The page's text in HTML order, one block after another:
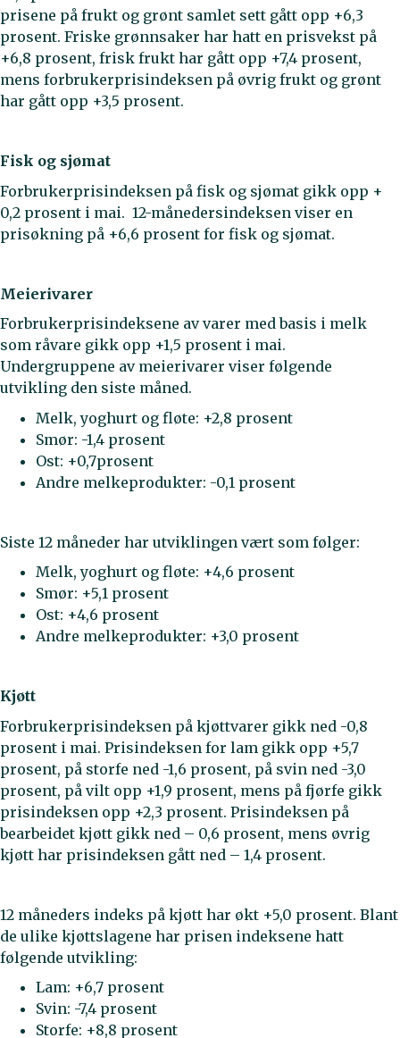
prisene på frukt og grønt samlet sett gått opp +6,3
prosent. Friske grønnsaker har hatt en prisvekst på
+6,8 prosent, frisk frukt har gått opp +7,4 prosent,
mens forbrukerprisindeksen på øvrig frukt og grønt
har gått opp +3,5 prosent.
Fisk og sjømat
Forbrukerprisindeksen på fisk og sjømat gikk opp +
0,2 prosent i mai. 12-månedersindeksen viser en
prisøkning på +6,6 prosent for fisk og sjømat.
Meierivarer
Forbrukerprisindeksene av varer med basis i melk
som råvare gikk opp +1,5 prosent i mai.
Undergruppene av meierivarer viser følgende
utvikling den siste måned.
Melk, yoghurt og fløte: +2,8 prosent
Smør: -1,4 prosent
Ost: +0,7prosent
Andre melkeprodukter: -0,1 prosent
Siste 12 måneder har utviklingen vært som følger:
Melk, yoghurt og fløte: +4,6 prosent
Smør: +5,1 prosent
Ost: +4,6 prosent
Andre melkeprodukter: +3,0 prosent
Kjøtt
Forbrukerprisindeksen på kjøttvarer gikk ned -0,8
prosent i mai. Prisindeksen for lam gikk opp +5,7
prosent, på storfe ned -1,6 prosent, på svin ned -3,0
prosent, på vilt opp +1,9 prosent, mens på fjørfe gikk
prisindeksen opp +2,3 prosent. Prisindeksen på
bearbeidet kjøtt gikk ned – 0,6 prosent, mens øvrig
kjøtt har prisindeksen gått ned – 1,4 prosent.
12 måneders indeks på kjøtt har økt +5,0 prosent. Blant
de ulike kjøttslagene har prisen indeksene hatt
følgende utvikling:
Lam: +6,7 prosent
Svin: -7,4 prosent
Storfe: +8,8 prosent